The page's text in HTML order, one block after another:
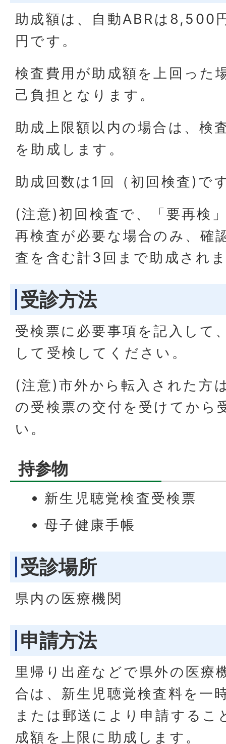
助成額は、自動ABRは8,500
円です。
検査費用が助成額を上回った
己負担となります。
助成上限額以内の場合は、検
を助成します。
助成回数は1回（初回検査)で
(注意)初回検査で、「要再検
再検査が必要な場合のみ、確
査を含む計3回まで助成され
受診方法
受検票に必要事項を記入して
して受検してください。
(注意)市外から転入された方
の受検票の交付を受けてから
い。
持参物
新生児聴覚検査受検票
母子健康手帳
受診場所
県内の医療機関
申請方法
里帰り出産などで県外の医療
合は、新生児聴覚検査料を一
または郵送により申請するこ
成額を上限に助成します。